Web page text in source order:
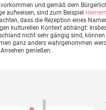
und gemäß dem
aufweisen, sind zum Beispiel
dass die Rezeption eines
kulturellen Kontext abhängt:
nicht sehr gängig sind, können
ganz anders wahrgenommen
genießen.